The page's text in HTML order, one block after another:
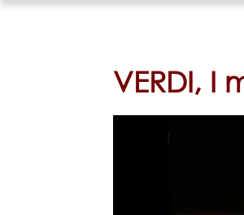
VERDI, I